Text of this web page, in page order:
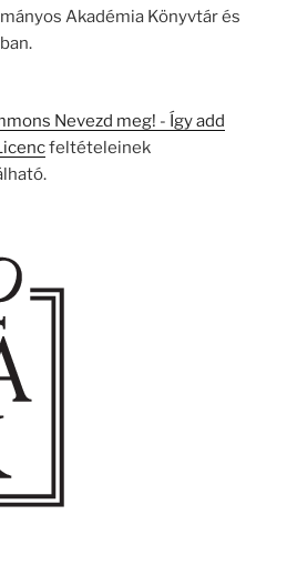
Akadémia Könyvtár és
Nevezd meg! - Így add
feltételeinek